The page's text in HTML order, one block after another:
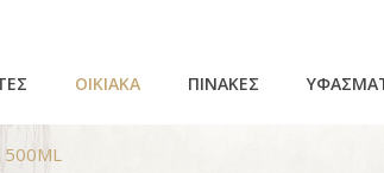
ΟΙΚΙΑΚΑ ΠΙΝΑΚΕΣ